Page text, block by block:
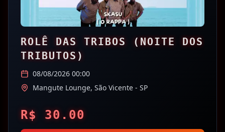
ROLÊ DAS TRIBOS (NOITE DOS
TRIBUTOS)
08/08/2026 00:00
Mangute Lounge, São Vicente - SP
R$ 30.00